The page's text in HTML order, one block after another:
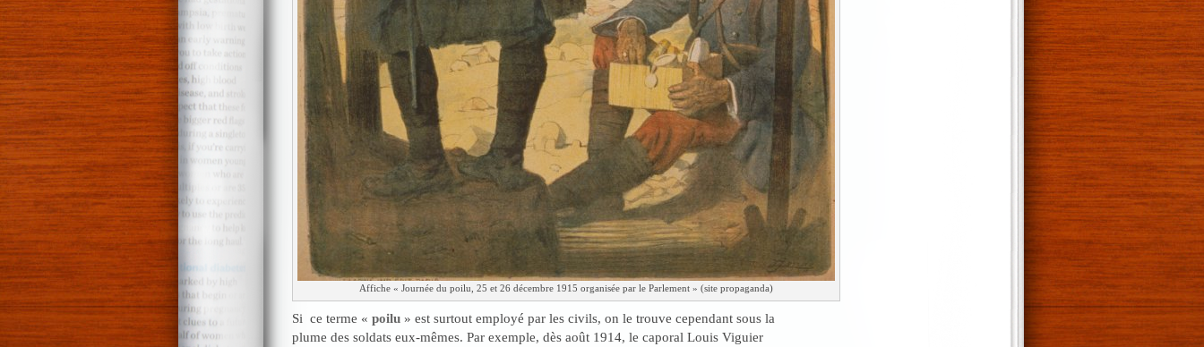
Affiche « Journée du poilu, 25 et 26 décembre 1915 organisée par le Parlement » (site propaganda)
Si ce terme « poilu» est surtout employé par les civils, on le trouve cependant sous la
plume des soldats eux-mêmes. Par exemple, dès août 1914, le caporal Louis Viguier